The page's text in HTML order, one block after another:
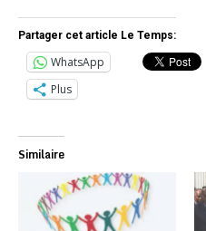
Partager cet article Le Temps:
WhatsApp
Plus
Similaire